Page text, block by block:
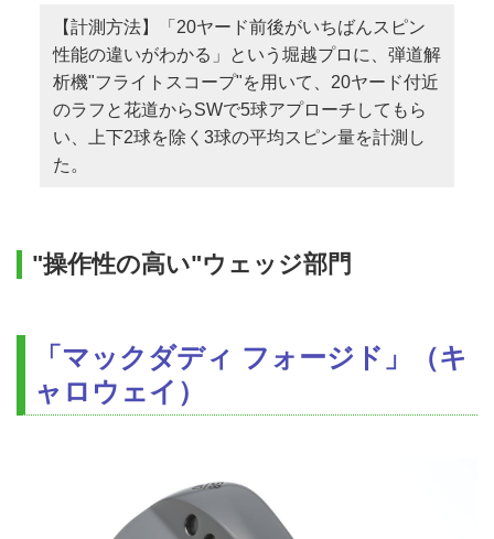
【計測方法】「20ヤード前後がいちばんスピン
性能の違いがわかる」という堀越プロに、弾道解
析機"フライトスコープ"を用いて、20ヤード付近
のラフと花道からSWで5球アプローチしてもら
い、上下2球を除く3球の平均スピン量を計測し
た。
"操作性の高い"ウェッジ部門
「マックダディ フォージド」（キ
ャロウェイ）